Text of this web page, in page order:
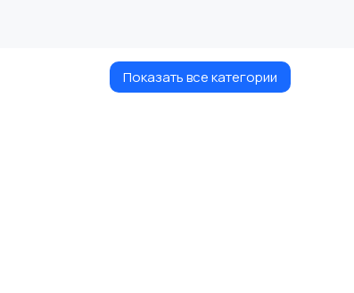
Показать все категории